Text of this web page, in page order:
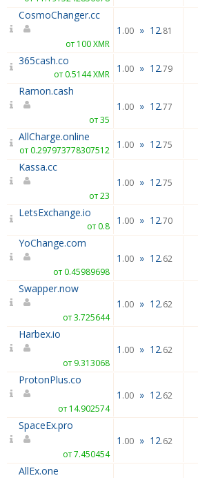
CosmoChanger.cc
от 100 XMR
1 .00 » 12.81
365cash.co
от 0.5144 XMR 1 .00 » 12.79
Ramon.cash
от 35
1 .00 » 12.77
AllCharge.online
от 0.297973778307512 1 .00 » 12.75
Kassa.cc
от 23
1 .00 » 12.75
LetsExchange.io
от 0.8 1 .00 » 12.70
YoChange.com
от 0.45989698
1 .00 » 12.62
Swapper.now
от 3.725644
1 .00 » 12.62
Harbex.io
от 9.313068
1 .00 » 12.62
ProtonPlus.co
от 14.902574
1 .00 » 12.62
SpaceEx.pro
от 7.450454
1 .00 » 12.62
AllEx.one